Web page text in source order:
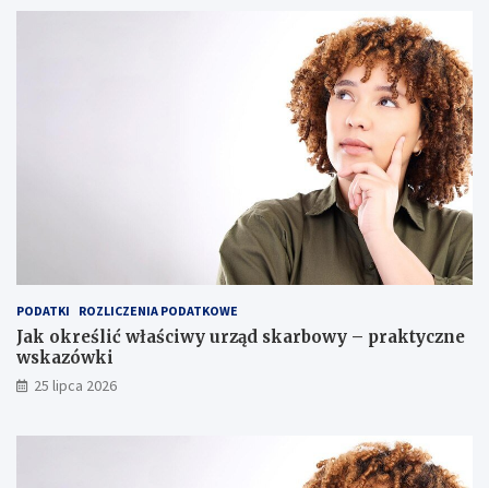
PODATKI ROZLICZENIA PODATKOWE
Jak określić właściwy urząd skarbowy – praktyczne
wskazówki
25 lipca 2026